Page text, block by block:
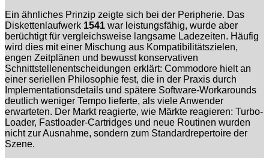
Ein ähnliches Prinzip zeigte sich bei der Peripherie. Das
Diskettenlaufwerk 1541 war leistungsfähig, wurde aber
berüchtigt für vergleichsweise langsame Ladezeiten. Häufig
wird dies mit einer Mischung aus Kompatibilitätszielen,
engen Zeitplänen und bewusst konservativen
Schnittstellenentscheidungen erklärt: Commodore hielt an
einer seriellen Philosophie fest, die in der Praxis durch
Implementationsdetails und spätere Software-Workarounds
deutlich weniger Tempo lieferte, als viele Anwender
erwarteten. Der Markt reagierte, wie Märkte reagieren: Turbo-
Loader, Fastloader-Cartridges und neue Routinen wurden
nicht zur Ausnahme, sondern zum Standardrepertoire der
Szene.